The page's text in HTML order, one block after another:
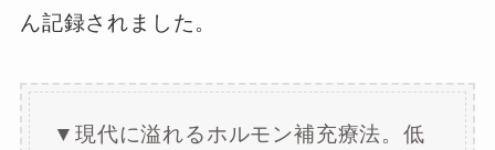
ん記録されました。
▼現代に溢れるホルモン補充療法。低